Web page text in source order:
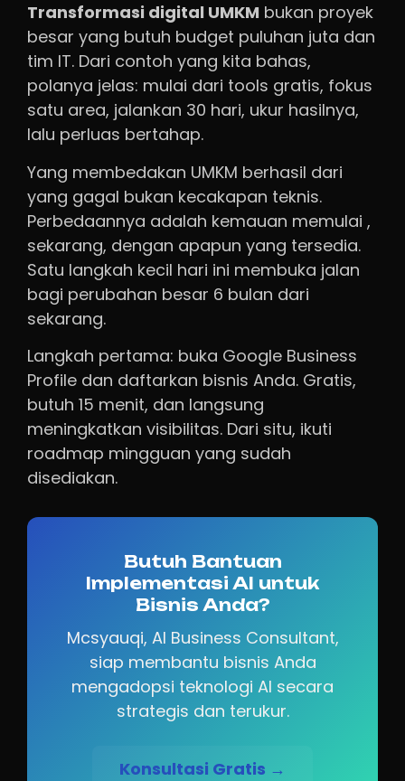
Transformasi digital UMKM bukan proyek
besar yang butuh budget puluhan juta dan
tim IT. Dari contoh yang kita bahas,
polanya jelas: mulai dari tools gratis, fokus
satu area, jalankan 30 hari, ukur hasilnya,
lalu perluas bertahap.
Yang membedakan UMKM berhasil dari
yang gagal bukan kecakapan teknis.
Perbedaannya adalah kemauan memulai ,
sekarang, dengan apapun yang tersedia.
Satu langkah kecil hari ini membuka jalan
bagi perubahan besar 6 bulan dari
sekarang.
Langkah pertama: buka Google Business
Profile dan daftarkan bisnis Anda. Gratis,
butuh 15 menit, dan langsung
meningkatkan visibilitas. Dari situ, ikuti
roadmap mingguan yang sudah
disediakan.
Butuh Bantuan
Implementasi AI untuk
Bisnis Anda?
Mcsyauqi, AI Business Consultant,
siap membantu bisnis Anda
mengadopsi teknologi AI secara
strategis dan terukur.
Konsultasi Gratis →